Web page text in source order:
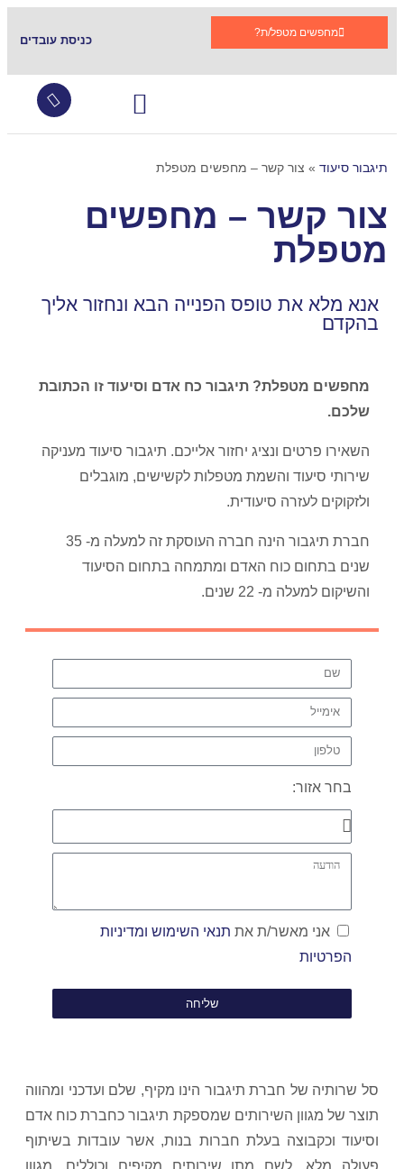
מחפשים מטפל/ת?
כניסת עובדים
תיגבור סיעוד » צור קשר – מחפשים מטפלת
צור קשר – מחפשים
מטפלת
אנא מלא את טופס הפנייה הבא ונחזור אליך
בהקדם
מחפשים מטפלת? תיגבור כח אדם וסיעוד זו הכתובת
שלכם.
השאירו פרטים ונציג יחזור אלייכם. תיגבור סיעוד מעניקה
שירותי סיעוד והשמת מטפלות לקשישים, מוגבלים
ולזקוקים לעזרה סיעודית.
חברת תיגבור הינה חברה העוסקת זה למעלה מ- 35
שנים בתחום כוח האדם ומתמחה בתחום הסיעוד
והשיקום למעלה מ- 22 שנים.
בחר אזור:
אני מאשר/ת את תנאי השימוש ומדיניות
הפרטיות
שליחה
סל שרותיה של חברת תיגבור הינו מקיף, שלם ועדכני ומהווה
תוצר של מגוון השירותים שמספקת תיגבור כחברת כוח אדם
וסיעוד וכקבוצה בעלת חברות בנות, אשר עובדות בשיתוף
פעולה מלא, לשם מתן שירותים מקיפים וכוללים. מגוון